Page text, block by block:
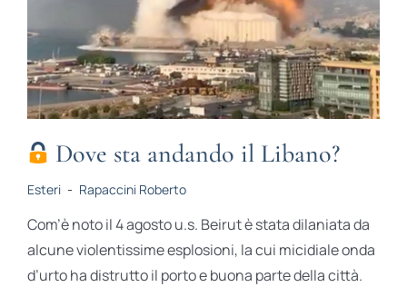
Dove sta andando il Libano?
Esteri - Rapaccini Roberto
Com’è noto il 4 agosto u.s. Beirut è stata dilaniata da
alcune violentissime esplosioni, la cui micidiale onda
d’urto ha distrutto il porto e buona parte della città.